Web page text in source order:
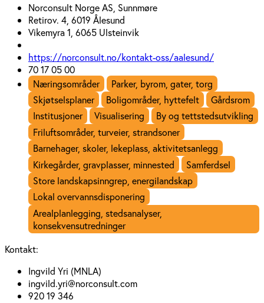
Norconsult Norge AS, Sunnmøre
Retirov. 4, 6019 Ålesund
Vikemyra 1, 6065 Ulsteinvik
https://norconsult.no/kontakt-oss/aalesund/
70 17 05 00
Næringsområder
Parker, byrom, gater, torg
Skjøtselsplaner
Boligområder, hyttefelt
Gårdsrom
Institusjoner
Visualisering
By og tettstedsutvikling
Friluftsområder, turveier, strandsoner
Barnehager, skoler, lekeplass, aktivitetsanlegg
Kirkegårder, gravplasser, minnested
Samferdsel
Store landskapsinngrep, energilandskap
Lokal overvannsdisponering
Arealplanlegging, stedsanalyser,
konsekvensutredninger
Kontakt:
Ingvild Yri (MNLA)
ingvild.yri@norconsult.com
920 19 346